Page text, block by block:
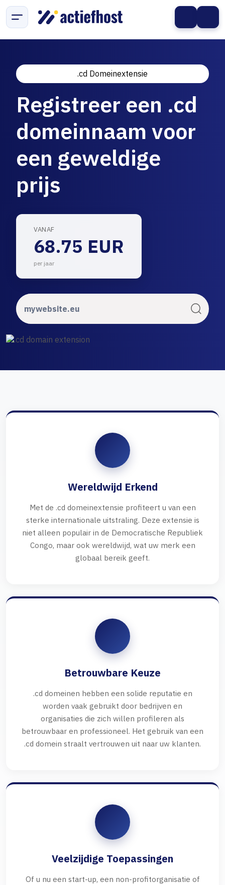
.cd Domeinextensie
Registreer een .cd
domeinnaam voor
een geweldige
prijs
VANAF
68.75 EUR
per jaar
Wereldwijd Erkend
Met de .cd domeinextensie profiteert u van een
sterke internationale uitstraling. Deze extensie is
niet alleen populair in de Democratische Republiek
Congo, maar ook wereldwijd, wat uw merk een
globaal bereik geeft.
Betrouwbare Keuze
.cd domeinen hebben een solide reputatie en
worden vaak gebruikt door bedrijven en
organisaties die zich willen profileren als
betrouwbaar en professioneel. Het gebruik van een
.cd domein straalt vertrouwen uit naar uw klanten.
Veelzijdige Toepassingen
Of u nu een start-up, een non-profitorganisatie of